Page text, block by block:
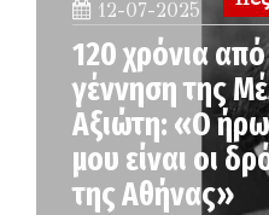
12-07-2025
120 χρόνια
γέννηση της
Αξιώτη: «Ο
μου είναι οι
της Αθήνας»